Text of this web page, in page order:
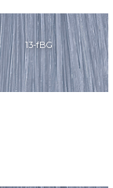
13-fBG